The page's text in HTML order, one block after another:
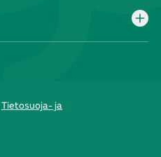
Tietosuoja- ja